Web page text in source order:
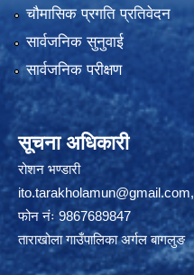
चौमासिक प्रगति प्रतिवेदन
सार्वजनिक सुनुवाई
सार्वजनिक परीक्षण
सूचना अधिकारी
रोशन भण्डारी
ito.tarakholamun@gmail.com,
फोन नंः 9867689847
ताराखोला गाउँपालिका अर्गल बागलुङ